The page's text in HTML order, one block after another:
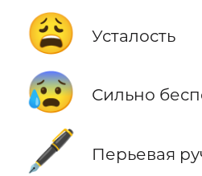
😩 Усталость
😰 Сильно
🖋️ Перьевая